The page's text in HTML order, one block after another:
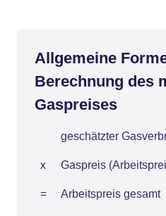
Allgemeine
Berechnung des
Gaspreises
geschätzter
x Gaspreis
= Arbeitspreis gesamt